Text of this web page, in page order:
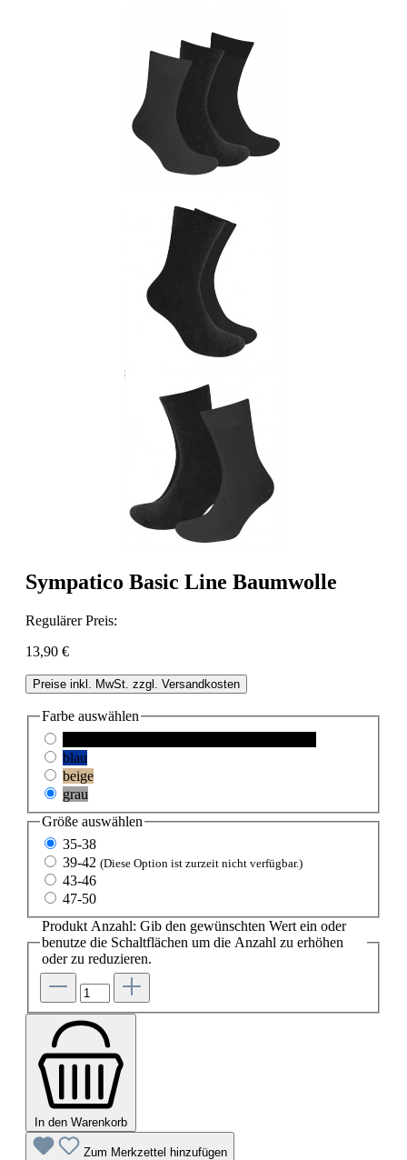
Sympatico Basic Line Baumwolle
Regulärer Preis:
13,90 €
Preise inkl. MwSt. zzgl. Versandkosten
Farbe auswählen
blau
beige
grau
Größe auswählen
35-38
39-42 (Diese Option ist zurzeit nicht verfügbar.)
43-46
47-50
Produkt Anzahl: Gib den gewünschten Wert ein oder
benutze die Schaltflächen um die Anzahl zu erhöhen
oder zu reduzieren.
In den Warenkorb
Zum Merkzettel hinzufügen